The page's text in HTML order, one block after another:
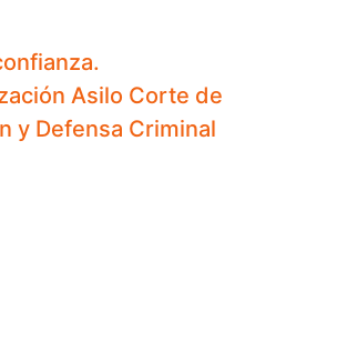
Asilo Corte de
y Defensa Criminal